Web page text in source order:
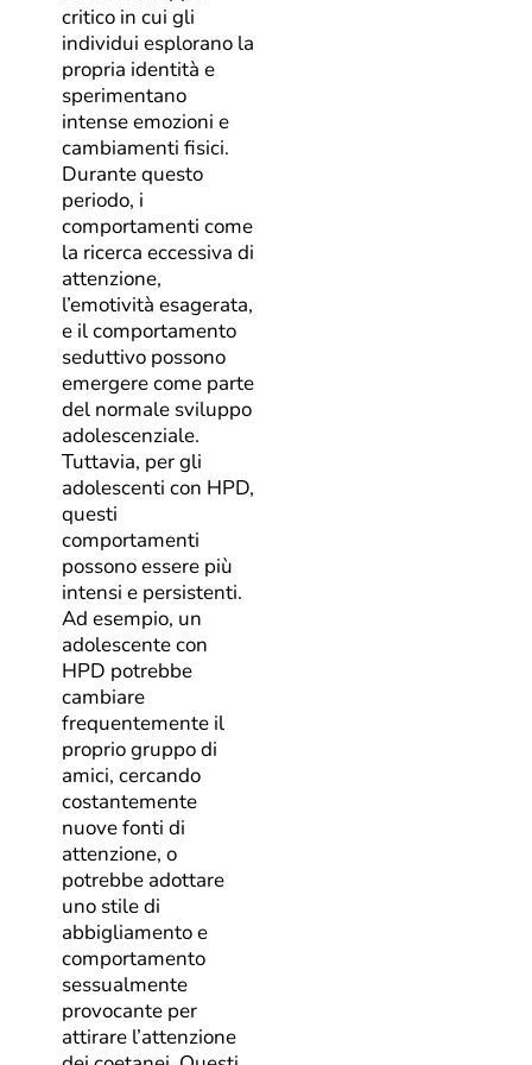
critico in cui gli
individui esplorano la
propria identità e
sperimentano
intense emozioni e
cambiamenti fisici.
Durante questo
periodo, i
comportamenti come
la ricerca eccessiva di
attenzione,
l’emotività esagerata,
e il comportamento
seduttivo possono
emergere come parte
del normale sviluppo
adolescenziale.
Tuttavia, per gli
adolescenti con HPD,
questi
comportamenti
possono essere più
intensi e persistenti.
Ad esempio, un
adolescente con
HPD potrebbe
cambiare
frequentemente il
proprio gruppo di
amici, cercando
costantemente
nuove fonti di
attenzione, o
potrebbe adottare
uno stile di
abbigliamento e
comportamento
sessualmente
provocante per
attirare l’attenzione